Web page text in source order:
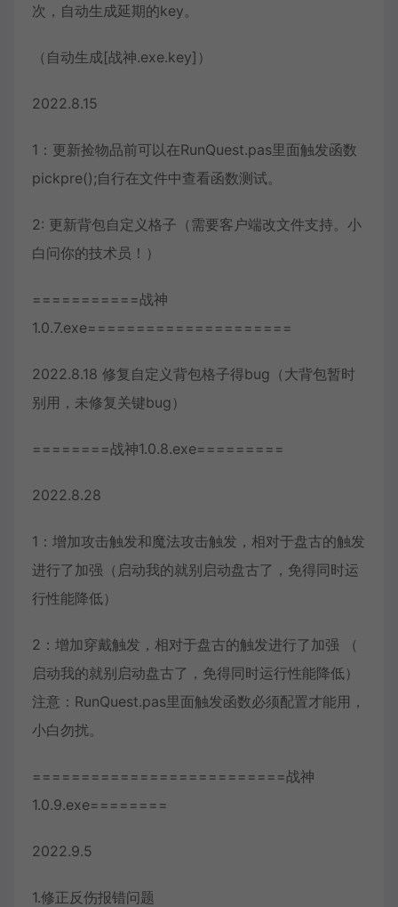
次，自动生成延期的key。
（自动生成[战神.exe.key]）
2022.8.15
1：更新捡物品前可以在RunQuest.pas里面触发函数
pickpre();自行在文件中查看函数测试。
2: 更新背包自定义格子（需要客户端改文件支持。小
白问你的技术员！）
===========战神
1.0.7.exe=====================
2022.8.18 修复自定义背包格子得bug（大背包暂时
别用，未修复关键bug）
========战神1.0.8.exe=========
2022.8.28
1：增加攻击触发和魔法攻击触发，相对于盘古的触发
进行了加强（启动我的就别启动盘古了，免得同时运
行性能降低）
2：增加穿戴触发，相对于盘古的触发进行了加强 （
启动我的就别启动盘古了，免得同时运行性能降低）
注意：RunQuest.pas里面触发函数必须配置才能用，
小白勿扰。
==========================战神
1.0.9.exe========
2022.9.5
1.修正反伤报错问题